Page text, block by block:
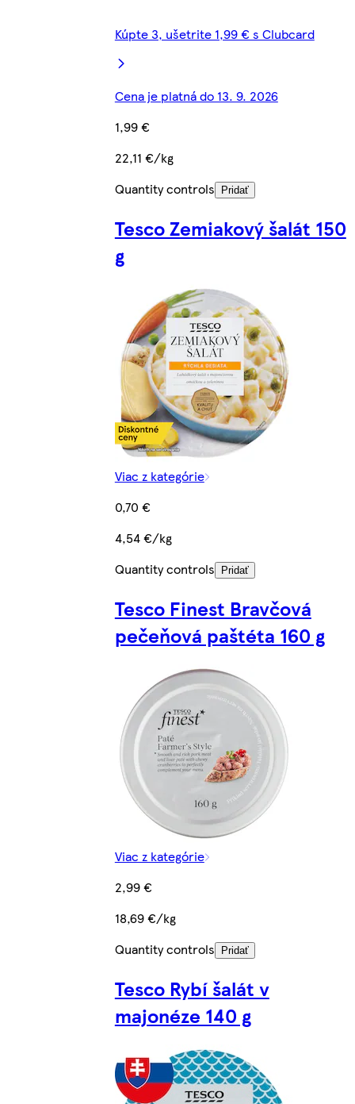
Kúpte 3, ušetrite 1,99 € s Clubcard
Cena je platná do 13. 9. 2026
1,99 €
22,11 €/kg
Quantity controls
Pridať
Tesco Zemiakový šalát 150
g
Viac z kategórie
0,70 €
4,54 €/kg
Quantity controls
Pridať
Tesco Finest Bravčová
pečeňová paštéta 160 g
Viac z kategórie
2,99 €
18,69 €/kg
Quantity controls
Pridať
Tesco Rybí šalát v
majonéze 140 g